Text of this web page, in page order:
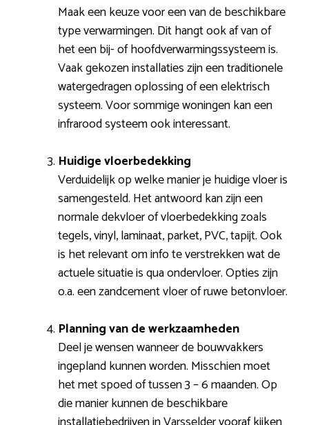
Maak een keuze voor een van de beschikbare
type verwarmingen. Dit hangt ook af van of
het een bij- of hoofdverwarmingssysteem is.
Vaak gekozen installaties zijn een traditionele
watergedragen oplossing of een elektrisch
systeem. Voor sommige woningen kan een
infrarood systeem ook interessant.
Huidige vloerbedekking
Verduidelijk op welke manier je huidige vloer is
samengesteld. Het antwoord kan zijn een
normale dekvloer of vloerbedekking zoals
tegels, vinyl, laminaat, parket, PVC, tapijt. Ook
is het relevant om info te verstrekken wat de
actuele situatie is qua ondervloer. Opties zijn
o.a. een zandcement vloer of ruwe betonvloer.
Planning van de werkzaamheden
Deel je wensen wanneer de bouwvakkers
ingepland kunnen worden. Misschien moet
het met spoed of tussen 3 – 6 maanden. Op
die manier kunnen de beschikbare